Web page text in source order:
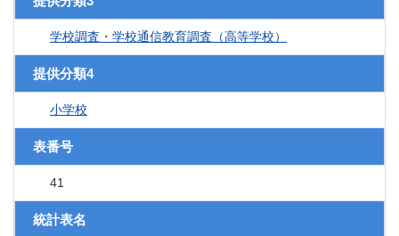
学校調査・学校通信教育調査（高等学校）
提供分類4
小学校
表番号
41
統計表名